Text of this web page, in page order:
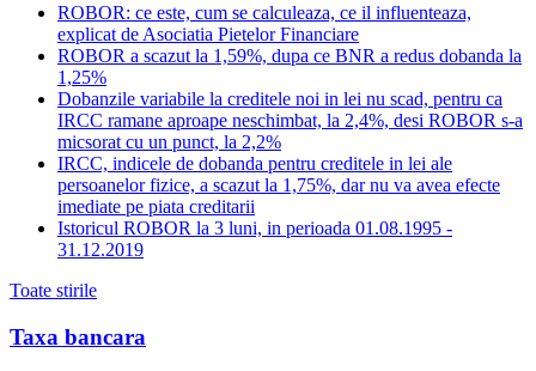
ROBOR: ce este, cum se calculeaza, ce il influenteaza,
explicat de Asociatia Pietelor Financiare
ROBOR a scazut la 1,59%, dupa ce BNR a redus dobanda la
1,25%
Dobanzile variabile la creditele noi in lei nu scad, pentru ca
IRCC ramane aproape neschimbat, la 2,4%, desi ROBOR s-a
micsorat cu un punct, la 2,2%
IRCC, indicele de dobanda pentru creditele in lei ale
persoanelor fizice, a scazut la 1,75%, dar nu va avea efecte
imediate pe piata creditarii
Istoricul ROBOR la 3 luni, in perioada 01.08.1995 -
31.12.2019
Toate stirile
Taxa bancara